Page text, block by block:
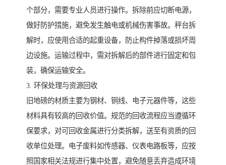
个部分，需要专业人员进行操作。拆除前应切断电源，
做好防护措施，避免发生触电或机械伤害事故。秤台拆
解时，应使用合适的起重设备，防止构件掉落或损坏周
边设施。运输过程中，需对拆解后的部件进行固定和包
装，确保运输安全。
3. 环保处理与资源回收
旧地磅的材质主要为钢材、铜线、电子元器件等，这些
材料具有较高的回收价值。规范的回收流程应当遵循环
保要求，对可回收金属进行分类拆解，送至有资质的回
收单位处理。电子废料如传感器、仪表电路板等，应按
照国家相关法规进行集中处置，避免随意丢弃造成环境